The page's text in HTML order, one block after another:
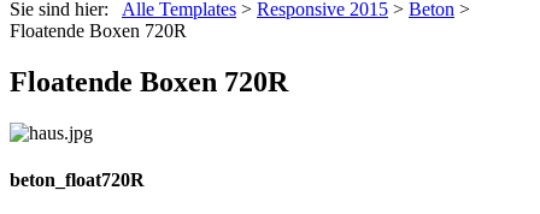
Sie sind hier: Alle Templates > Responsive 2015 > Beton >
Floatende Boxen 720R
Floatende Boxen 720R
beton_float720R